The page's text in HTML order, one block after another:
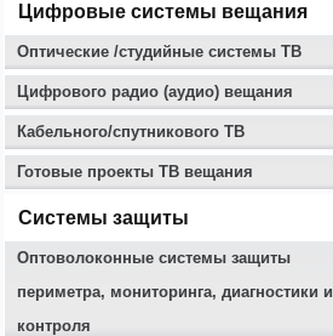
Цифровые системы вещания
Оптические /студийные системы ТВ
Цифрового радио (аудио) вещания
Кабельного/спутникового ТВ
Готовые проекты ТВ вещания
Системы защиты
Оптоволоконные системы защиты
периметра, мониторинга, диагностики и
контроля